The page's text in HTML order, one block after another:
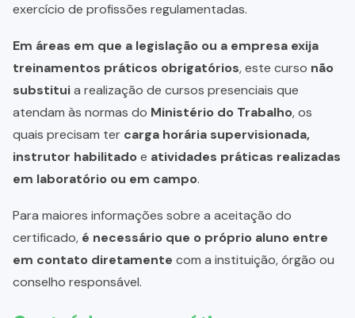
exercício de profissões regulamentadas.
Em áreas em que a legislação ou a empresa exija
treinamentos práticos obrigatórios, este curso não
substituia realização de cursos presenciais que
atendam às normas do Ministério do Trabalho, os
quais precisam ter carga horária supervisionada,
instrutor habilitadoe atividades práticas realizadas
em laboratório ou em campo.
Para maiores informações sobre a aceitação do
certificado, é necessário que o próprio aluno entre
em contato diretamente com a instituição, órgão ou
conselho responsável.